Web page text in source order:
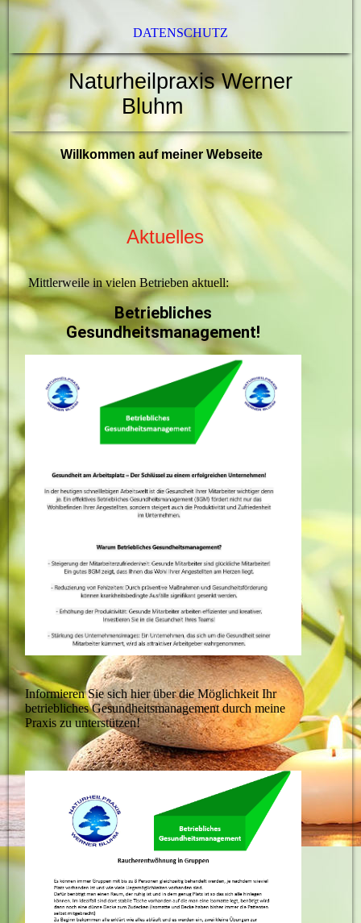
DATENSCHUTZ
Naturheilpraxis Werner
Bluhm
Willkommen auf meiner Webseite
Aktuelles
Mittlerweile in vielen Betrieben aktuell:
Betriebliches
Gesundheitsmanagement!
Informieren Sie sich hier über die Möglichkeit Ihr
betriebliches Gesundheitsmanagement durch meine
Praxis zu unterstützen!